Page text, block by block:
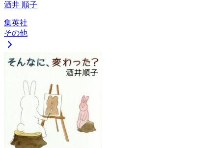
酒井 順子
集英社
その他